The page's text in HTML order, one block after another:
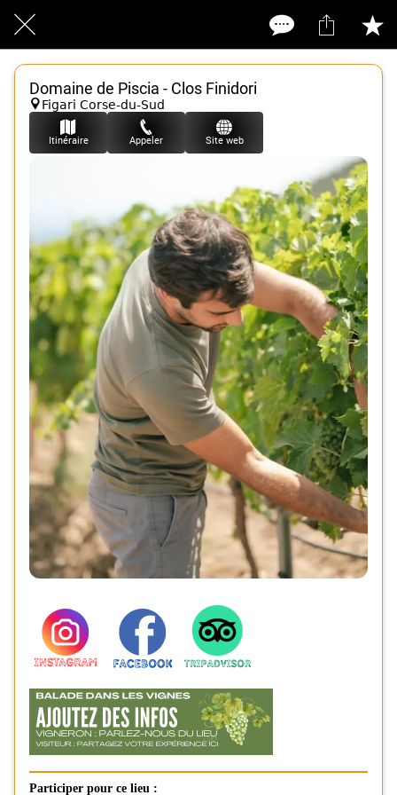
Domaine de Piscia - Clos Finidori
Figari Corse-du-Sud
Itinéraire Appeler Site web
Participer pour ce lieu :